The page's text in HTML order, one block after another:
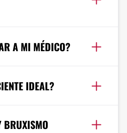
A MI MÉDICO?
IDEAL?
BRUXISMO